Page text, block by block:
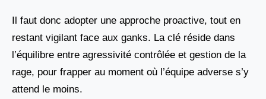
Il faut donc adopter une approche proactive, tout en
restant vigilant face aux ganks. La clé réside dans
l’équilibre entre agressivité contrôlée et gestion de la
rage, pour frapper au moment où l’équipe adverse s’y
attend le moins.